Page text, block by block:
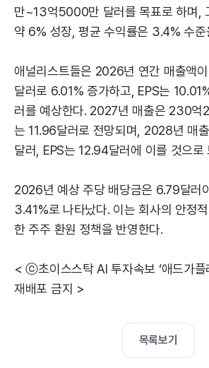
만~13억5000만 달러를 목표로 하며,
약 6% 성장, 평균 수익률은 3.4% 수준
애널리스트들은 2026년 연간 매출액
달러로 6.01% 증가하고, EPS는
러를 예상한다. 2027년 매출은 230억
는 11.96달러로 전망되며, 2028년 매
달러, EPS는 12.94달러에 이를 것으로
2026년 예상 주당 배당금은 6.79달러
3.41%로 나타났다. 이는 회사의 안정
한 주주 환원 정책을 반영한다.
< ⓒ초이스스탁 AI 투자속보 ‘애드가플
재배포 금지 >
목록보기